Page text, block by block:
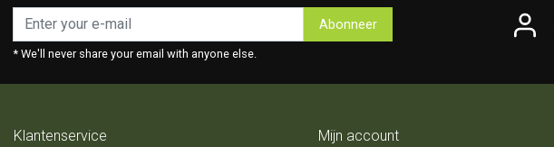
Abonneer
* We'll never share your email with anyone else.
Klantenservice Mijn account